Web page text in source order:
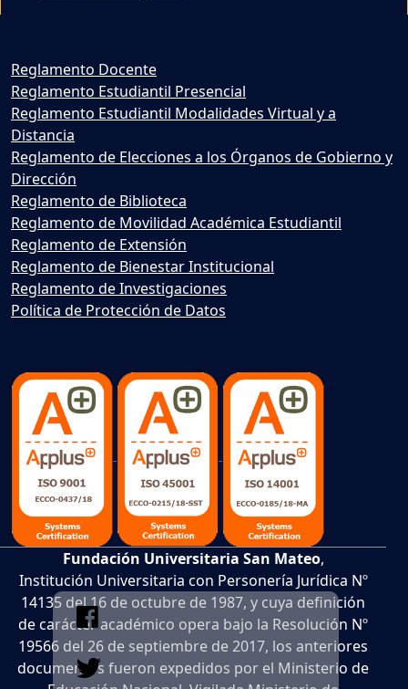
Reglamento Docente
Reglamento Estudiantil Presencial
Reglamento Estudiantil Modalidades Virtual y a
Distancia
Reglamento de Elecciones a los Órganos de Gobierno y
Dirección
Reglamento de Biblioteca
Reglamento de Movilidad Académica Estudiantil
Reglamento de Extensión
Reglamento de Bienestar Institucional
Reglamento de Investigaciones
Política de Protección de Datos
Fundación Universitaria San Mateo,
Institución Universitaria con Personería Jurídica Nº
14135 del 16 de octubre de 1987, y cuya definición
de carácter académico opera bajo la Resolución Nº
19566 del 26 de septiembre de 2017, los anteriores
documentos fueron expedidos por el Ministerio de